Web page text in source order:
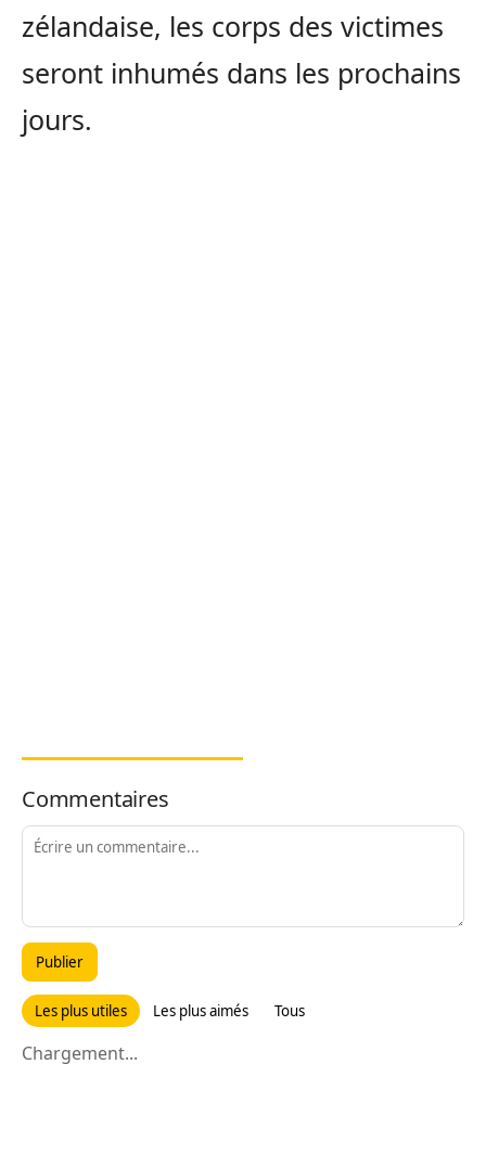
zélandaise, les corps des victimes
seront inhumés dans les prochains
jours.
Commentaires
Publier
Les plus utiles Les plus aimés Tous
Chargement...